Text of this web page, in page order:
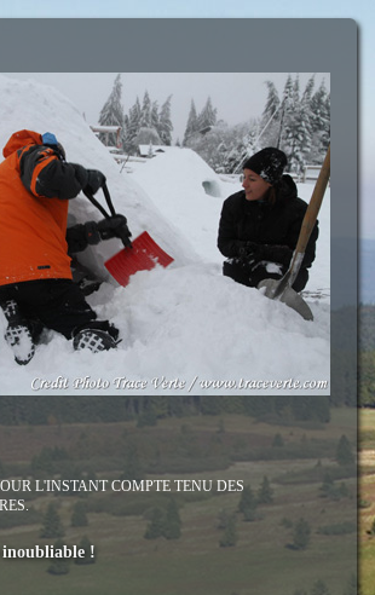
L'INSTANT COMPTE TENU DES
inoubliable !